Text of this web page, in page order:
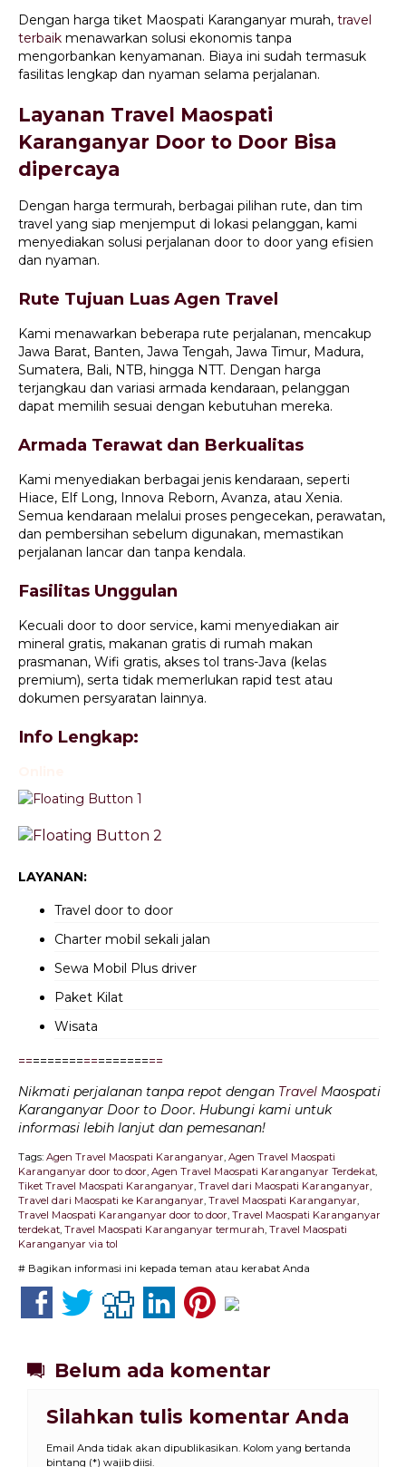
Dengan harga tiket Maospati Karanganyar murah, travel
terbaik menawarkan solusi ekonomis tanpa
mengorbankan kenyamanan. Biaya ini sudah termasuk
fasilitas lengkap dan nyaman selama perjalanan.
Layanan Travel Maospati
Karanganyar Door to Door Bisa
dipercaya
Dengan harga termurah, berbagai pilihan rute, dan tim
travel yang siap menjemput di lokasi pelanggan, kami
menyediakan solusi perjalanan door to door yang efisien
dan nyaman.
Rute Tujuan Luas Agen Travel
Kami menawarkan beberapa rute perjalanan, mencakup
Jawa Barat, Banten, Jawa Tengah, Jawa Timur, Madura,
Sumatera, Bali, NTB, hingga NTT. Dengan harga
terjangkau dan variasi armada kendaraan, pelanggan
dapat memilih sesuai dengan kebutuhan mereka.
Armada Terawat dan Berkualitas
Kami menyediakan berbagai jenis kendaraan, seperti
Hiace, Elf Long, Innova Reborn, Avanza, atau Xenia.
Semua kendaraan melalui proses pengecekan, perawatan,
dan pembersihan sebelum digunakan, memastikan
perjalanan lancar dan tanpa kendala.
Fasilitas Unggulan
Kecuali door to door service, kami menyediakan air
mineral gratis, makanan gratis di rumah makan
prasmanan, Wifi gratis, akses tol trans-Java (kelas
premium), serta tidak memerlukan rapid test atau
dokumen persyaratan lainnya.
Info Lengkap:
LAYANAN:
Travel door to door
Charter mobil sekali jalan
Sewa Mobil Plus driver
Paket Kilat
Wisata
====================
Nikmati perjalanan tanpa repot dengan Travel Maospati
Karanganyar Door to Door. Hubungi kami untuk
informasi lebih lanjut dan pemesanan!
Tags: Agen Travel Maospati Karanganyar, Agen Travel Maospati
Karanganyar door to door, Agen Travel Maospati Karanganyar Terdekat,
Tiket Travel Maospati Karanganyar, Travel dari Maospati Karanganyar,
Travel dari Maospati ke Karanganyar, Travel Maospati Karanganyar,
Travel Maospati Karanganyar door to door, Travel Maospati Karanganyar
terdekat, Travel Maospati Karanganyar termurah, Travel Maospati
Karanganyar via tol
# Bagikan informasi ini kepada teman atau kerabat Anda
Belum ada komentar
Silahkan tulis komentar Anda
Email Anda tidak akan dipublikasikan. Kolom yang bertanda
bintang (*) wajib diisi.